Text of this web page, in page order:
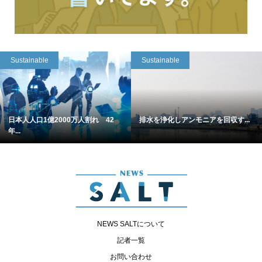
Sustainable
日本人人口1億2000万人割れ 42
年...
Sustainable
排水を浄化しアンモニアを回収す...
NEWS SALTについて
記者一覧
お問い合わせ